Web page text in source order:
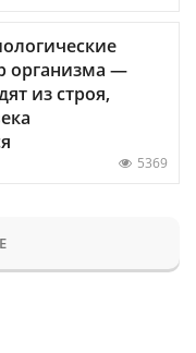
организма —
из строя,
5369